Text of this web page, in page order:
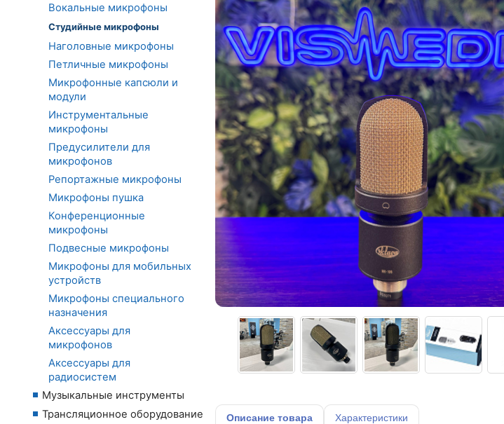
Вокальные микрофоны
Студийные микрофоны
Наголовные микрофоны
Петличные микрофоны
Микрофонные капсюли и
модули
Инструментальные
микрофоны
Предусилители для
микрофонов
Репортажные микрофоны
Микрофоны пушка
Конференционные
микрофоны
Подвесные микрофоны
Микрофоны для мобильных
устройств
Микрофоны специального
назначения
Аксессуары для
микрофонов
Аксессуары для
радиосистем
Музыкальные инструменты
Трансляционное оборудование
Описание товара Характеристики